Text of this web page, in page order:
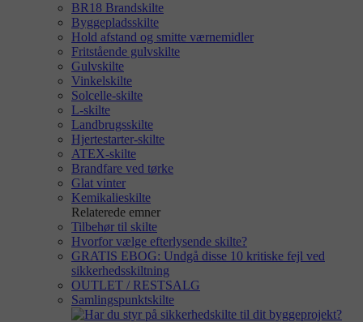
BR18 Brandskilte
Byggepladsskilte
Hold afstand og smitte værnemidler
Fritstående gulvskilte
Gulvskilte
Vinkelskilte
Solcelle-skilte
L-skilte
Landbrugsskilte
Hjertestarter-skilte
ATEX-skilte
Brandfare ved tørke
Glat vinter
Kemikalieskilte
Relaterede emner
Tilbehør til skilte
Hvorfor vælge efterlysende skilte?
GRATIS EBOG: Undgå disse 10 kritiske fejl ved
sikkerhedsskiltning
OUTLET / RESTSALG
Samlingspunktskilte